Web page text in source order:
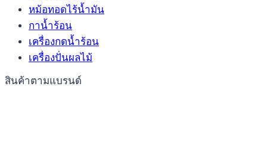
หม้อทอดไร้น้ำมัน
กาน้ำร้อน
เครื่องกดน้ำร้อน
เครื่องปั่นผลไม้
สินค้าตามแบรนด์